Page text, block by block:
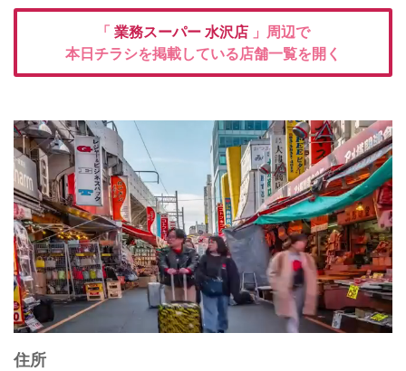
「 業務スーパー 水沢店 」周辺で
本日チラシを掲載している店舗一覧を開く
住所